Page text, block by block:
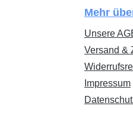
Mehr
Unsere
Versand &
Impressum